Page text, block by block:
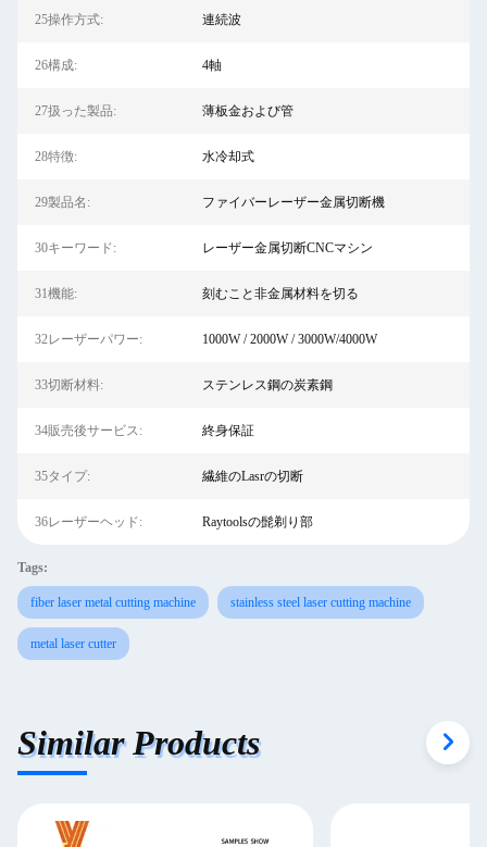
25操作方式: 連続波
26構成: 4軸
27扱った製品: 薄板金および管
28特徴: 水冷却式
29製品名: ファイバーレーザー金属切断機
30キーワード: レーザー金属切断CNCマシン
31機能: 刻むこと非金属材料を切る
32レーザーパワー: 1000W / 2000W / 3000W/4000W
33切断材料: ステンレス鋼の炭素鋼
34販売後サービス: 終身保証
35タイプ: 繊維のLasrの切断
36レーザーヘッド: Raytoolsの髭剃り部
Tags:
fiber laser metal cutting machine stainless steel laser cutting machine
metal laser cutter
Similar Products